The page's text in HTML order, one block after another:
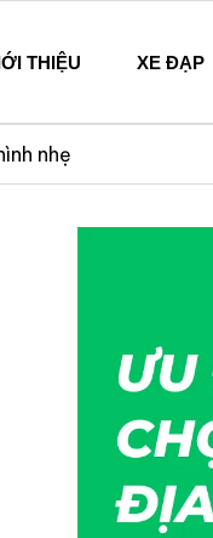
– Since
THIỆU XE ĐẠP
nhẹ